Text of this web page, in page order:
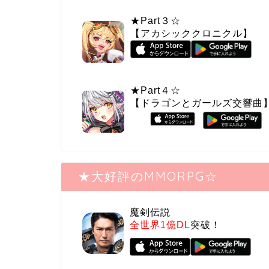
★Part３☆
【アカシッククロニクル】
★Part４☆
【ドラゴンとガールズ交響曲
★大好評のMMORPG☆
魔剣伝説
全世界1億DL突破！